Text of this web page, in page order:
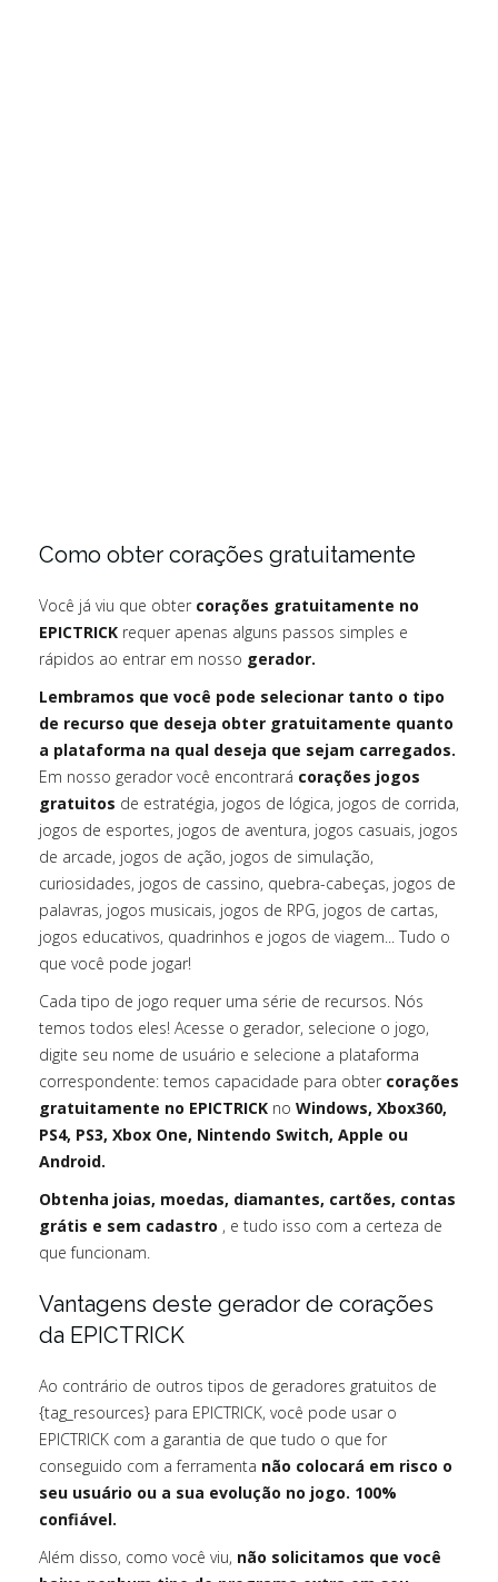
Como obter corações gratuitamente
Você já viu que obter corações gratuitamente no
EPICTRICK requer apenas alguns passos simples e
rápidos ao entrar em nosso gerador.
Lembramos que você pode selecionar tanto o tipo
de recurso que deseja obter gratuitamente quanto
a plataforma na qual deseja que sejam carregados.
Em nosso gerador você encontrará corações jogos
gratuitos de estratégia, jogos de lógica, jogos de corrida,
jogos de esportes, jogos de aventura, jogos casuais, jogos
de arcade, jogos de ação, jogos de simulação,
curiosidades, jogos de cassino, quebra-cabeças, jogos de
palavras, jogos musicais, jogos de RPG, jogos de cartas,
jogos educativos, quadrinhos e jogos de viagem... Tudo o
que você pode jogar!
Cada tipo de jogo requer uma série de recursos. Nós
temos todos eles! Acesse o gerador, selecione o jogo,
digite seu nome de usuário e selecione a plataforma
correspondente: temos capacidade para obter corações
gratuitamente no EPICTRICK no Windows, Xbox360,
PS4, PS3, Xbox One, Nintendo Switch, Apple ou
Android.
Obtenha joias, moedas, diamantes, cartões, contas
grátis e sem cadastro , e tudo isso com a certeza de
que funcionam.
Vantagens deste gerador de corações
da EPICTRICK
Ao contrário de outros tipos de geradores gratuitos de
{tag_resources} para EPICTRICK, você pode usar o
EPICTRICK com a garantia de que tudo o que for
conseguido com a ferramenta não colocará em risco o
seu usuário ou a sua evolução no jogo. 100%
confiável.
Além disso, como você viu, não solicitamos que você